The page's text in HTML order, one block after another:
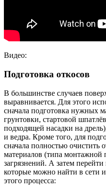
Видео:
Подготовка откосов
В большинстве случаев
выравнивается. Для этого
сначала подготовка нужных
грунтовки, стартовой
подходящей насадки на
и ведра. Кроме того, для
сначала полностью очистить
материалов (типа
загрязнений. А затем
которые можно найти в сети
этого процесса: